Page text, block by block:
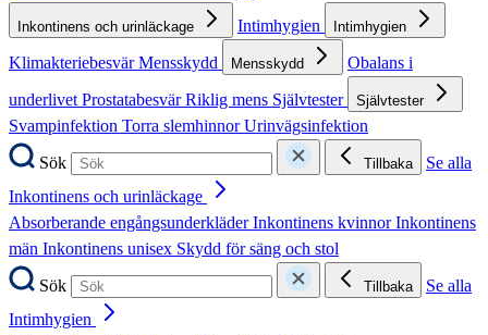
Inkontinens och urinläckage Intimhygien Intimhygien
KlimakteriebesvärMensskydd Mensskydd
Obalans i
underlivetProstatabesvärRiklig mens Självtester Självtester
Svampinfektion Torra slemhinnorUrinvägsinfektion
Sök
Tillbaka
Se alla
Inkontinens och urinläckage
Absorberande engångsunderkläderInkontinens kvinnorInkontinens
män Inkontinens unisex Skydd för säng och stol
Sök
Tillbaka
Se alla
Intimhygien